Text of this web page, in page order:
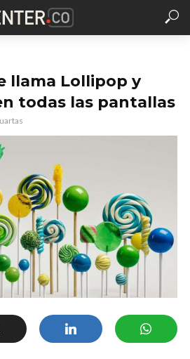
llama Lollipop y
todas las pantallas